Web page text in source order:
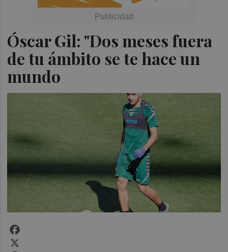
Óscar Gil: "Dos meses fuera
de tu ámbito se te hace un
mundo